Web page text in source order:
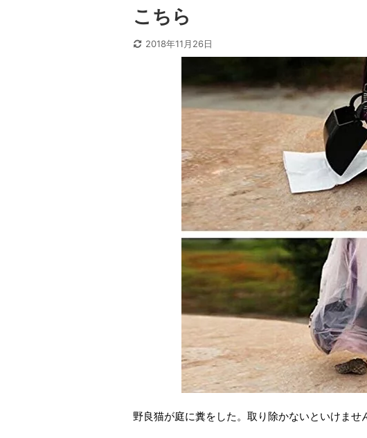
こちら
2018年11月26日
野良猫が庭に糞をした。取り除かないといけませ